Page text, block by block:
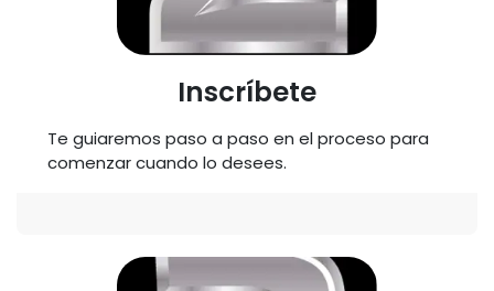
Inscríbete
Te guiaremos paso a paso en el proceso para
comenzar cuando lo desees.